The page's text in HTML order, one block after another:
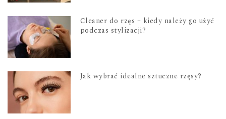
Cleaner do rzęs – kiedy należy go użyć
podczas stylizacji?
Jak wybrać idealne sztuczne rzęsy?